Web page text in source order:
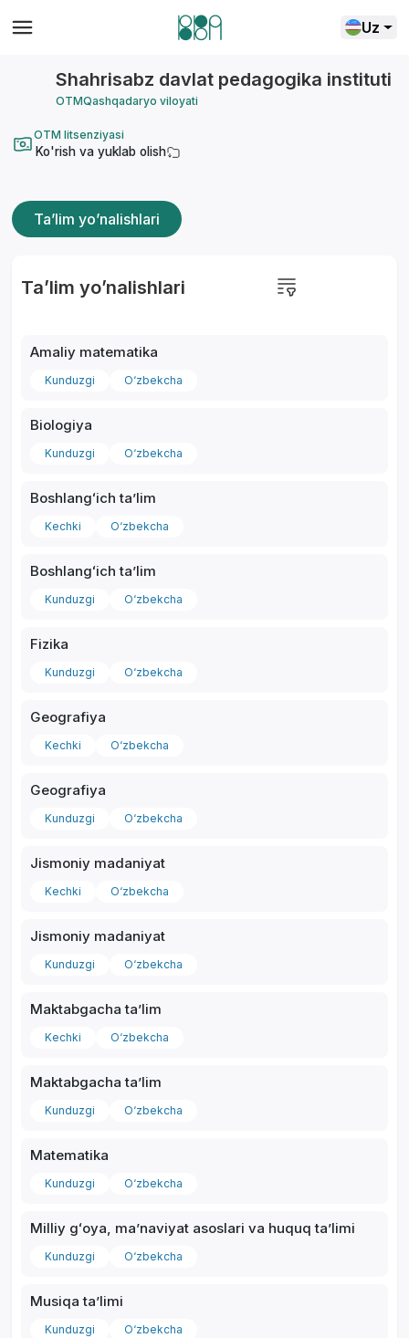
Uz
Shahrisabz davlat pedagogika instituti
OTMQashqadaryo viloyati
OTM litsenziyasi
Ko'rish va yuklab olish
Ta’lim yo’nalishlari
Ta’lim yo’nalishlari
Amaliy matematika
Kunduzgi O‘zbekcha
Biologiya
Kunduzgi O‘zbekcha
Boshlangʻich taʼlim
Kechki O‘zbekcha
Boshlangʻich taʼlim
Kunduzgi O‘zbekcha
Fizika
Kunduzgi O‘zbekcha
Geografiya
Kechki O‘zbekcha
Geografiya
Kunduzgi O‘zbekcha
Jismoniy madaniyat
Kechki O‘zbekcha
Jismoniy madaniyat
Kunduzgi O‘zbekcha
Maktabgacha taʼlim
Kechki O‘zbekcha
Maktabgacha taʼlim
Kunduzgi O‘zbekcha
Matematika
Kunduzgi O‘zbekcha
Milliy gʻoya, maʼnaviyat asoslari va huquq taʼlimi
Kunduzgi O‘zbekcha
Musiqa taʼlimi
Kunduzgi O‘zbekcha